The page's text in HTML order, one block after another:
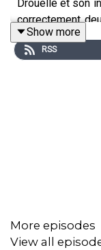
Drouelle et son
correctement
et conduire.
Show more
RSS
More episodes
View all